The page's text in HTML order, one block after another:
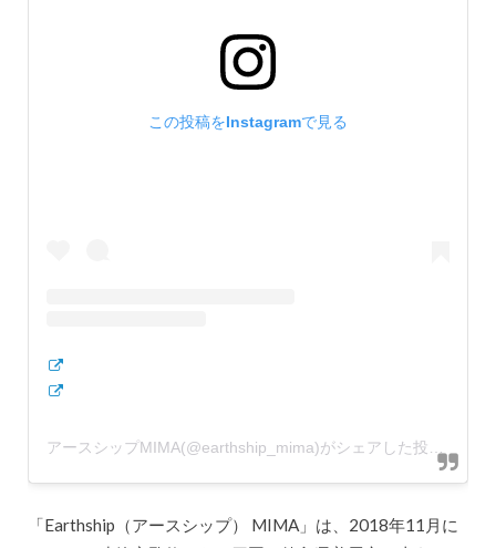
この投稿をInstagramで見る
アースシップMIMA(@earthship_mima)がシェアした投稿
「Earthship（アースシップ） MIMA」は、2018年11月に